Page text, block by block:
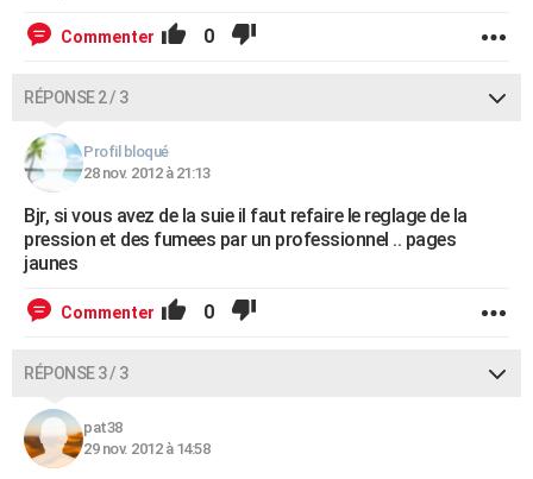
Commenter 0
RÉPONSE 2 / 3
Profil bloqué
28 nov. 2012 à 21:13
Bjr, si vous avez de la suie il faut refaire le reglage de la
pression et des fumees par un professionnel .. pages
jaunes
Commenter 0
RÉPONSE 3 / 3
pat38
29 nov. 2012 à 14:58